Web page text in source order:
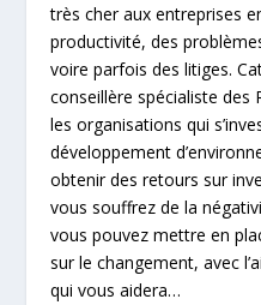
très cher aux entreprises
productivité, des
voire parfois des litiges.
conseillère spécialiste des
les organisations qui
développement
obtenir des retours sur
vous souffrez de la
vous pouvez mettre en
sur le changement, avec
qui vous aidera…